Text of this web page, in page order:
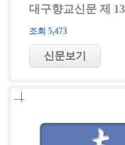
대구향교신문 제
조회 5,473